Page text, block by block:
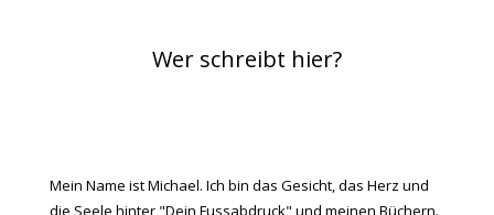
Wer schreibt hier?
Mein Name ist Michael. Ich bin das Gesicht, das Herz und
die Seele hinter "Dein Fussabdruck" und meinen Büchern.